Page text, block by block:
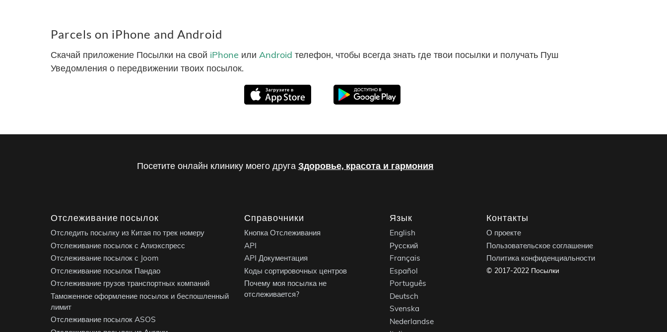
Parcels on iPhone and Android
Скачай приложение Посылки на свой iPhone или Android телефон, чтобы всегда знать где твои посылки и получать Пуш
Уведомления о передвижении твоих посылок.
Посетите онлайн клинику моего друга Здоровье, красота и гармония
Отслеживание посылок
Отследить посылку из Китая по трек номеру
Отслеживание посылок с Алиэкспресс
Отслеживание посылок с Joom
Отслеживание посылок Пандао
Отслеживание грузов транспортных компаний
Таможенное оформление посылок и беспошленный
лимит
Отслеживание посылок ASOS
Справочники
Кнопка Отслеживания
API
API Документация
Коды сортировочных центров
Почему моя посылка не
отслеживается?
Язык
English
Русский
Français
Español
Português
Deutsch
Svenska
Nederlandse
Контакты
О проекте
Пользовательское соглашение
Политика конфиденциальности
© 2017-2022 Посылки